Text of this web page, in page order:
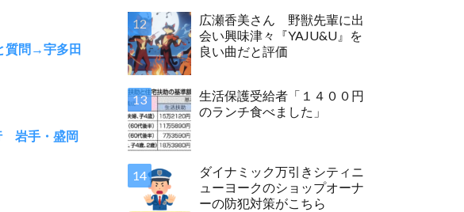
質問→宇多田
岩手・盛岡
広瀬香美さん 野獣先輩に出
会い興味津々『YAJU&U』を
良い曲だと評価
生活保護受給者「１４００円
のランチ食べました」
ダイナミック万引きシティニ
ューヨークのショップオーナ
ーの防犯対策がこちら